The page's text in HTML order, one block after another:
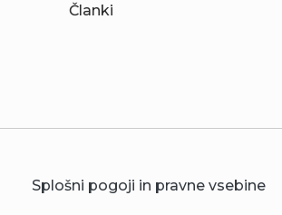
Članki
Splošni pogoji in pravne vsebine